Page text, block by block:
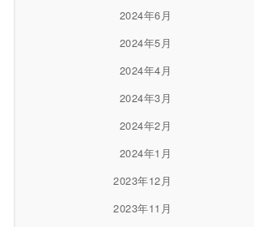
2024年6月
2024年5月
2024年4月
2024年3月
2024年2月
2024年1月
2023年12月
2023年11月